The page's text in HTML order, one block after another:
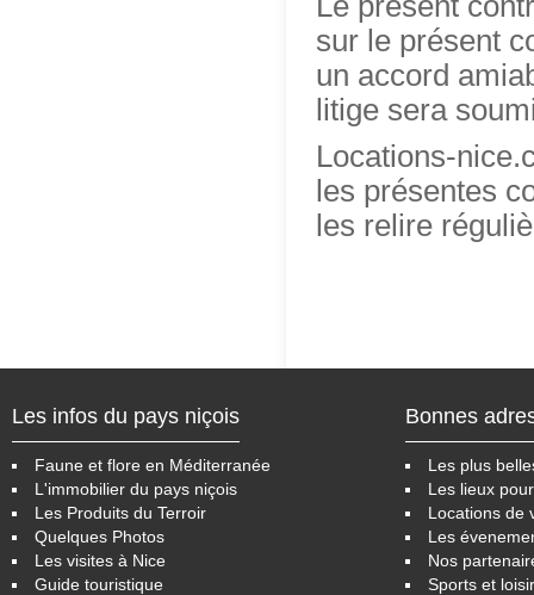
sur le présent
un accord
litige sera
Locations-
les présentes
les relire
Les infos du pays niçois
Faune et flore en Méditerranée
L'immobilier du pays niçois
Les Produits du Terroir
Quelques Photos
Les visites à Nice
Guide touristique
Bonnes
Les plus
Les lieux
Locations de
Les
Nos
Sports et